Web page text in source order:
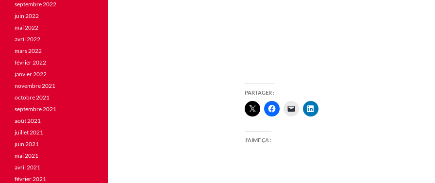
PARTAGER :
J’AIME ÇA :
septembre 2022
juin 2022
mai 2022
avril 2022
mars 2022
février 2022
janvier 2022
novembre 2021
octobre 2021
septembre 2021
août 2021
juillet 2021
juin 2021
mai 2021
avril 2021
février 2021